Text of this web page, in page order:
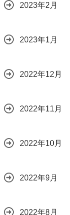
2023年2月
2023年1月
2022年12月
2022年11月
2022年10月
2022年9月
2022年8月